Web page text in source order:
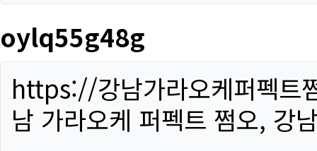
oylq55g48g
https://강남가라오케퍼펙트
남 가라오케 퍼펙트 쩜오, 강